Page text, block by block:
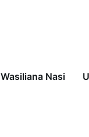
Wasiliana Nasi